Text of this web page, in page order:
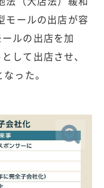
モールの出店が容
ルの出店を加
して出店させ、
った。